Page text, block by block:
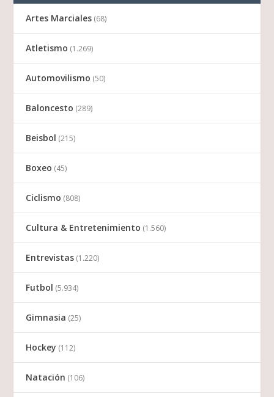
Artes Marciales (68)
Atletismo (1.269)
Automovilismo (50)
Baloncesto (289)
Beisbol (215)
Boxeo (45)
Ciclismo (808)
Cultura & Entretenimiento (1.560)
Entrevistas (1.220)
Futbol (5.934)
Gimnasia (25)
Hockey (112)
Natación (106)